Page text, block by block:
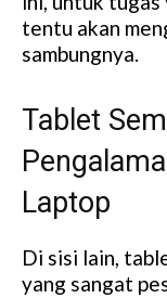
tentu akan
sambungnya.
Tablet
Laptop
Di sisi lain,
yang sangat